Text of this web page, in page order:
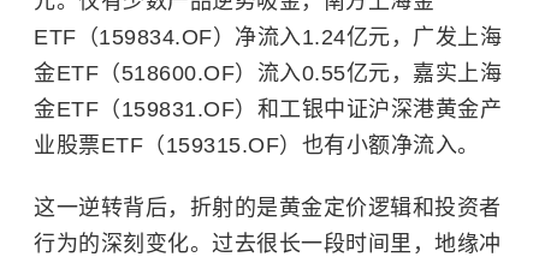
ETF（159834.OF）净流入1.24亿元，广发上海
金ETF（518600.OF）流入0.55亿元，嘉实上海
金ETF（159831.OF）和工银中证沪深港黄金产
业股票ETF（159315.OF）也有小额净流入。
这一逆转背后，折射的是黄金定价逻辑和投资者
行为的深刻变化。过去很长一段时间里，地缘冲